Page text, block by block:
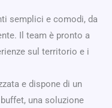
semplici e comodi, da
Il team è pronto a
sul territorio e i
e dispone di un
una soluzione